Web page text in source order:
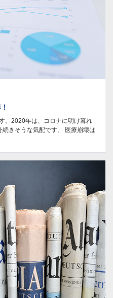
。2020年は、コロナに明け暮れ
きそうな気配です。 医療崩壊は